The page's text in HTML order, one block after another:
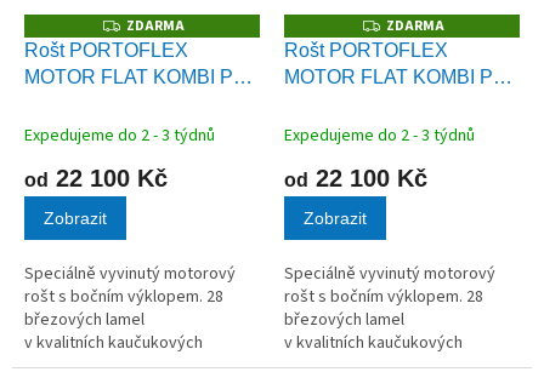
Z
D
A
R
ZDARMA
Rošt PORTOFLEX
MOTOR FLAT KOMBI P
ovládáním
Expedujeme do 2 - 3 týdnů
od 22 100 Kč
Zobrazit
Speciálně vyvinutý motorový
rošt s bočním výklopem. 28
březových lamel
v kvalitních kaučukových
pouzdrech.
Z
D
A
R
ZDARMA
Rošt PORTOFLEX
MOTOR FLAT KOMBI P
ovládáním
Expedujeme do 2 - 3 týdnů
od 22 100 Kč
Zobrazit
Speciálně vyvinutý motorový
rošt s bočním výklopem. 28
březových lamel
v kvalitních kaučukových
pouzdrech.